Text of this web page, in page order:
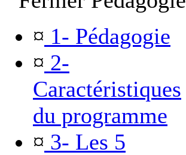
¤ 1- Pédagogie
¤ 2-
Caractéristiques
du programme
¤ 3- Les 5